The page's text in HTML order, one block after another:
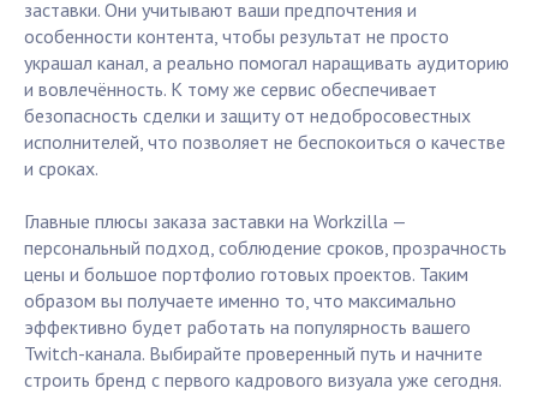
заставки. Они учитывают ваши предпочтения и
особенности контента, чтобы результат не просто
украшал канал, а реально помогал наращивать аудиторию
и вовлечённость. К тому же сервис обеспечивает
безопасность сделки и защиту от недобросовестных
исполнителей, что позволяет не беспокоиться о качестве
и сроках.
Главные плюсы заказа заставки на Workzilla —
персональный подход, соблюдение сроков, прозрачность
цены и большое портфолио готовых проектов. Таким
образом вы получаете именно то, что максимально
эффективно будет работать на популярность вашего
Twitch-канала. Выбирайте проверенный путь и начните
строить бренд с первого кадрового визуала уже сегодня.